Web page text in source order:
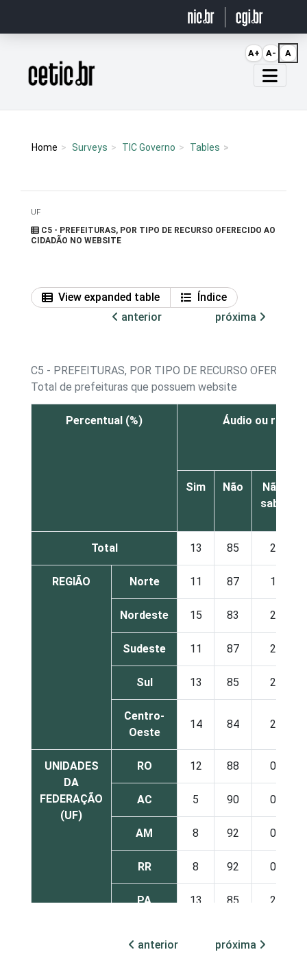
Página inicial
Home Surveys TIC Governo Tables
UF
C5 - PREFEITURAS, POR TIPO DE RECURSO OFERECIDO AO
CIDADÃO NO WEBSITE
View expanded table
Índice
anterior
próxima
C5 - PREFEITURAS, POR TIPO DE RECURSO
Total de prefeituras que possuem website
Percentual (%) Áudio ou rádio
Sim Não
Não
sabe
Total 13 85 2
REGIÃO Norte 11 87 1
Nordeste 15 83 2
Sudeste 11 87 2
Sul 13 85 2
Centro-
Oeste
14 84 2
UNIDADES
DA
FEDERAÇÃO
(UF)
RO 12 88 0
AC 5 90 0
AM 8 92 0
RR 8 92 0
PA 13 85 2
anterior próxima
A+ A- A